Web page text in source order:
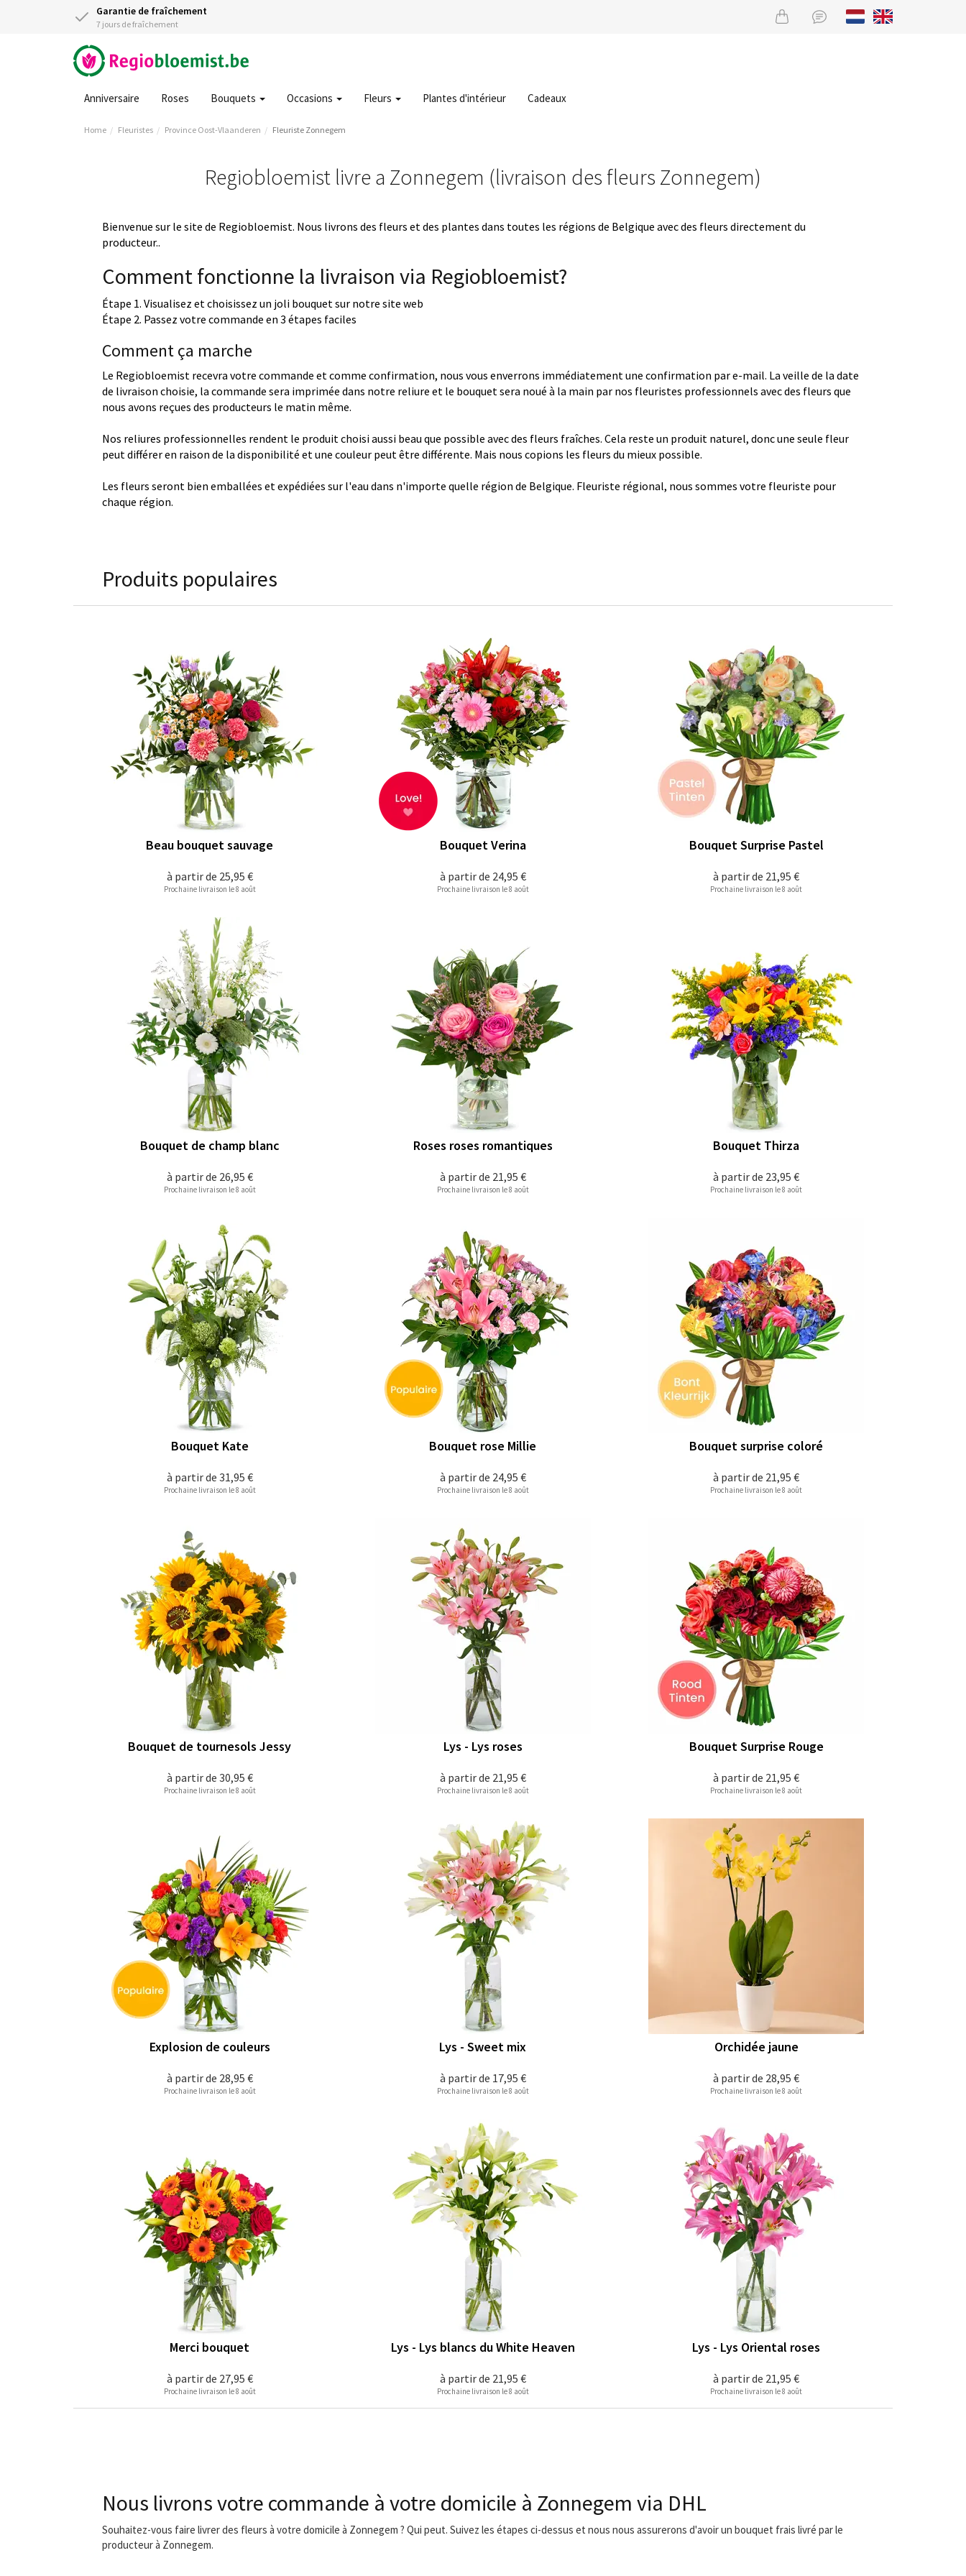
Garantie de fraîchement
7 jours de fraîchement
Anniversaire Roses Bouquets Occasions Fleurs Plantes d'intérieur Cadeaux
Home Fleuristes Province Oost-Vlaanderen Fleuriste Zonnegem
Regiobloemist livre a Zonnegem (livraison des fleurs Zonnegem)
Bienvenue sur le site de Regiobloemist. Nous livrons des fleurs et des plantes dans toutes les régions de Belgique avec des fleurs directement du
producteur..
Comment fonctionne la livraison via Regiobloemist?
Étape 1. Visualisez et choisissez un joli bouquet sur notre site web
Étape 2. Passez votre commande en 3 étapes faciles
Comment ça marche
Le Regiobloemist recevra votre commande et comme confirmation, nous vous enverrons immédiatement une confirmation par e-mail. La veille de la date
de livraison choisie, la commande sera imprimée dans notre reliure et le bouquet sera noué à la main par nos fleuristes professionnels avec des fleurs que
nous avons reçues des producteurs le matin même.
Nos reliures professionnelles rendent le produit choisi aussi beau que possible avec des fleurs fraîches. Cela reste un produit naturel, donc une seule fleur
peut différer en raison de la disponibilité et une couleur peut être différente. Mais nous copions les fleurs du mieux possible.
Les fleurs seront bien emballées et expédiées sur l'eau dans n'importe quelle région de Belgique. Fleuriste régional, nous sommes votre fleuriste pour
chaque région.
Produits populaires
à partir de 25,95 €
Beau bouquet sauvage
Prochaine livraison le 8 août
à partir de 24,95 €
Bouquet Verina
Prochaine livraison le 8 août
à partir de 21,95 €
Bouquet Surprise Pastel
Prochaine livraison le 8 août
à partir de 26,95 €
Bouquet de champ blanc
Prochaine livraison le 8 août
à partir de 21,95 €
Roses roses romantiques
Prochaine livraison le 8 août
à partir de 23,95 €
Bouquet Thirza
Prochaine livraison le 8 août
à partir de 31,95 €
Bouquet Kate
Prochaine livraison le 8 août
à partir de 24,95 €
Bouquet rose Millie
Prochaine livraison le 8 août
à partir de 21,95 €
Bouquet surprise coloré
Prochaine livraison le 8 août
à partir de 30,95 €
Bouquet de tournesols Jessy
Prochaine livraison le 8 août
à partir de 21,95 €
Lys - Lys roses
Prochaine livraison le 8 août
à partir de 21,95 €
Bouquet Surprise Rouge
Prochaine livraison le 8 août
à partir de 28,95 €
Explosion de couleurs
Prochaine livraison le 8 août
à partir de 17,95 €
Lys - Sweet mix
Prochaine livraison le 8 août
à partir de 28,95 €
Orchidée jaune
Prochaine livraison le 8 août
à partir de 27,95 €
Merci bouquet
Prochaine livraison le 8 août
à partir de 21,95 €
Lys - Lys blancs du White Heaven
Prochaine livraison le 8 août
à partir de 21,95 €
Lys - Lys Oriental roses
Prochaine livraison le 8 août
Nous livrons votre commande à votre domicile à Zonnegem via DHL
Souhaitez-vous faire livrer des fleurs à votre domicile à Zonnegem ? Qui peut. Suivez les étapes ci-dessus et nous nous assurerons d'avoir un bouquet frais livré par le
producteur à Zonnegem.